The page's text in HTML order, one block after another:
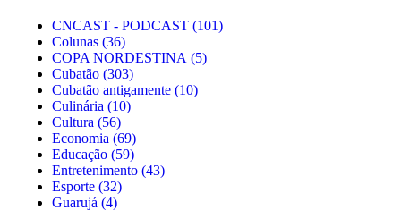
CNCAST - PODCAST (101)
Colunas (36)
COPA NORDESTINA (5)
Cubatão (303)
Cubatão antigamente (10)
Culinária (10)
Cultura (56)
Economia (69)
Educação (59)
Entretenimento (43)
Esporte (32)
Guarujá (4)